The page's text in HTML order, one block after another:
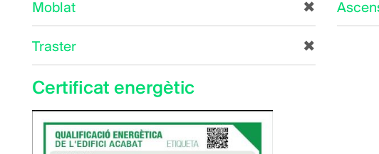
Moblat ✖
Traster ✖
Certificat energètic